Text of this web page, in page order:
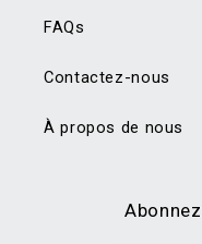
FAQs
Contactez-nous
À propos de nous